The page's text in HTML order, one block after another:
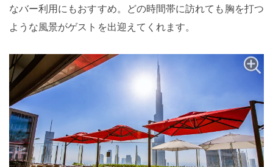
なバー利用にもおすすめ。どの時間帯に訪れても胸を打つ
ような風景がゲストを出迎えてくれます。